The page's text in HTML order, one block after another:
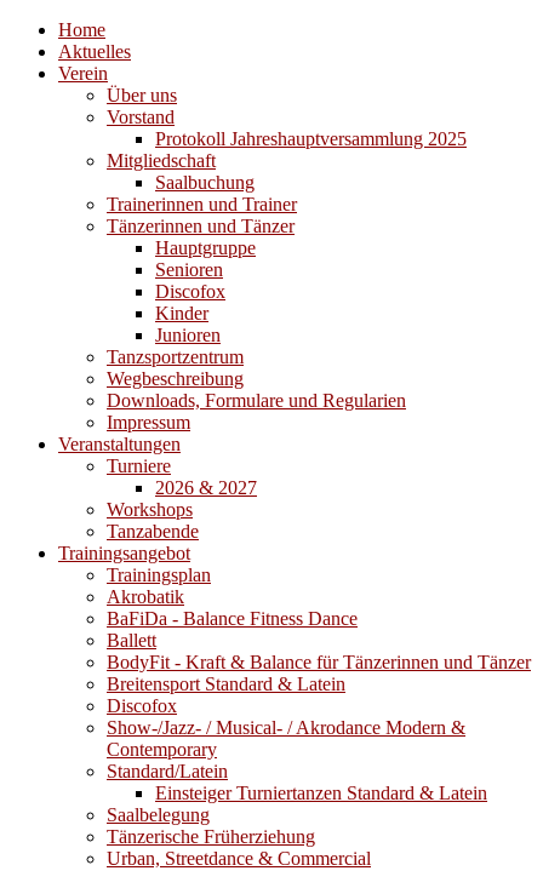
Home
Aktuelles
Verein
Über uns
Vorstand
Protokoll Jahreshauptversammlung 2025
Mitgliedschaft
Saalbuchung
Trainerinnen und Trainer
Tänzerinnen und Tänzer
Hauptgruppe
Senioren
Discofox
Kinder
Junioren
Tanzsportzentrum
Wegbeschreibung
Downloads, Formulare und Regularien
Impressum
Veranstaltungen
Turniere
2026 & 2027
Workshops
Tanzabende
Trainingsangebot
Trainingsplan
Akrobatik
BaFiDa - Balance Fitness Dance
Ballett
BodyFit - Kraft & Balance für Tänzerinnen und Tänzer
Breitensport Standard & Latein
Discofox
Show-/Jazz- / Musical- / Akrodance Modern &
Contemporary
Standard/Latein
Einsteiger Turniertanzen Standard & Latein
Saalbelegung
Tänzerische Früherziehung
Urban, Streetdance & Commercial